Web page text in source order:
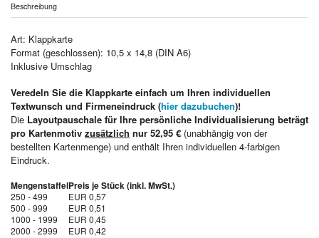
Beschreibung
Art: Klappkarte
Format (geschlossen): 10,5 x 14,8 (DIN A6)
Inklusive Umschlag
Veredeln Sie die Klappkarte einfach um Ihren individuellen
Textwunsch und Firmeneindruck (hier dazubuchen)!
Die Layoutpauschale für Ihre persönliche Individualisierung beträgt
pro Kartenmotiv zusätzlich nur 52,95 € (unabhängig von der
bestellten Kartenmenge) und enthält Ihren individuellen 4-farbigen
Eindruck.
MengenstaffelPreis je Stück (inkl. MwSt.)
250 - 499
EUR 0,57
500 - 999
EUR 0,51
1000 - 1999
EUR 0,45
2000 - 2999
EUR 0,42